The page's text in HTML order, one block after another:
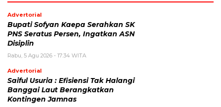
Advertorial
Bupati Sofyan Kaepa Serahkan SK
PNS Seratus Persen, Ingatkan ASN
Disiplin
Rabu, 5 Agu 2026 - 17:34 WITA
Advertorial
Saiful Usuria : Efisiensi Tak Halangi
Banggai Laut Berangkatkan
Kontingen Jamnas